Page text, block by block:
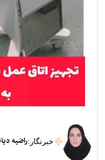
خبرنگار :راضیه